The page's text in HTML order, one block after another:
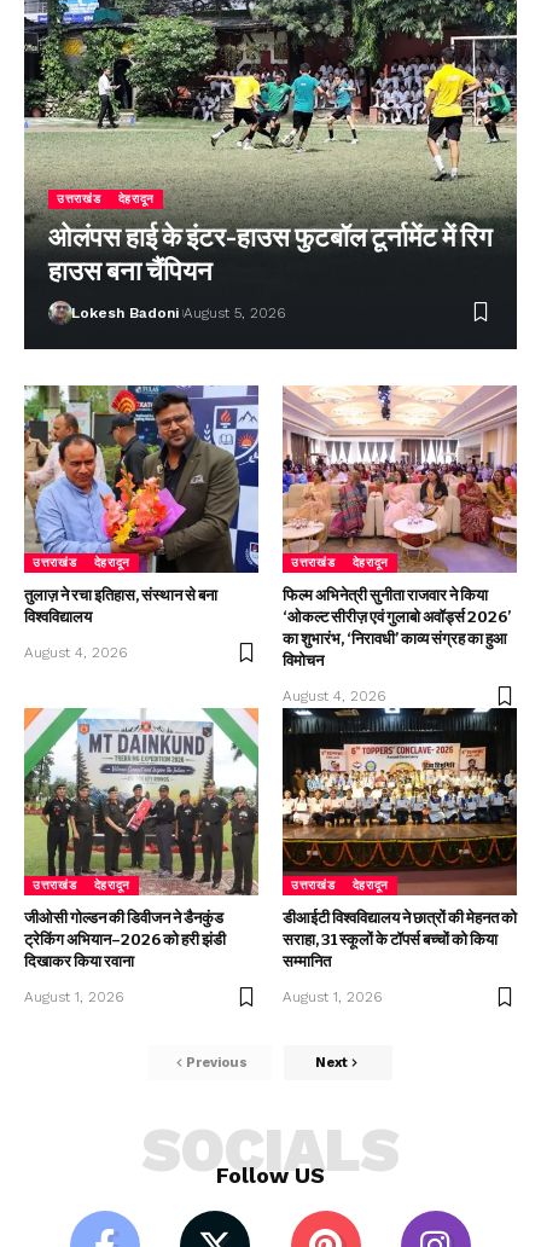
उत्तराखंड देहरादून
ओलंपस हाई के इंटर-हाउस फुटबॉल टूर्नामेंट में रिग
हाउस बना चैंपियन
Lokesh Badoni August 5, 2026
उत्तराखंड देहरादून
तुलाज़ ने रचा इतिहास, संस्थान से बना
विश्वविद्यालय
August 4, 2026
उत्तराखंड देहरादून
फिल्म अभिनेत्री सुनीता राजवार ने किया
‘ओकल्ट सीरीज़ एवं गुलाबो अवॉर्ड्स 2026’
का शुभारंभ, ‘निरावधी’ काव्य संग्रह का हुआ
विमोचन
August 4, 2026
उत्तराखंड देहरादून
जीओसी गोल्डन की डिवीजन ने डैनकुंड
ट्रेकिंग अभियान–2026 को हरी झंडी
दिखाकर किया रवाना
August 1, 2026
उत्तराखंड देहरादून
डीआईटी विश्वविद्यालय ने छात्रों की मेहनत को
सराहा, 31 स्कूलों के टॉपर्स बच्चों को किया
सम्मानित
August 1, 2026
Previous Next
Follow US
SOCIALS